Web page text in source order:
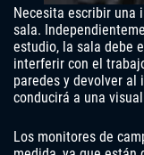
Necesita escribir una
sala.
estudio, la sala debe
interferir con el
paredes y devolver
conducirá a una
Los monitores de